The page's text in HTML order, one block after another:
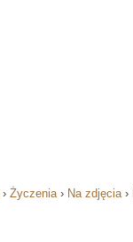
› Życzenia › Na zdjęcia ›